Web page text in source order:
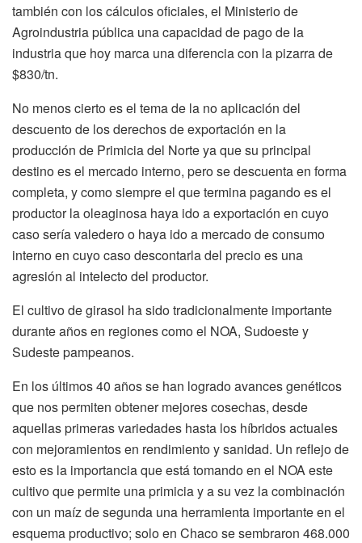
también con los cálculos oficiales, el Ministerio de
Agroindustria pública una capacidad de pago de la
industria que hoy marca una diferencia con la pizarra de
$830/tn.
No menos cierto es el tema de la no aplicación del
descuento de los derechos de exportación en la
producción de Primicia del Norte ya que su principal
destino es el mercado interno, pero se descuenta en forma
completa, y como siempre el que termina pagando es el
productor la oleaginosa haya ido a exportación en cuyo
caso sería valedero o haya ido a mercado de consumo
interno en cuyo caso descontarla del precio es una
agresión al intelecto del productor.
El cultivo de girasol ha sido tradicionalmente importante
durante años en regiones como el NOA, Sudoeste y
Sudeste pampeanos.
En los últimos 40 años se han logrado avances genéticos
que nos permiten obtener mejores cosechas, desde
aquellas primeras variedades hasta los híbridos actuales
con mejoramientos en rendimiento y sanidad. Un reflejo de
esto es la importancia que está tomando en el NOA este
cultivo que permite una primicia y a su vez la combinación
con un maíz de segunda una herramienta importante en el
esquema productivo; solo en Chaco se sembraron 468.000